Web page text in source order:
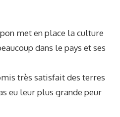
met en place la culture
dans le pays et ses
très satisfait des terres
eu leur plus grande peur